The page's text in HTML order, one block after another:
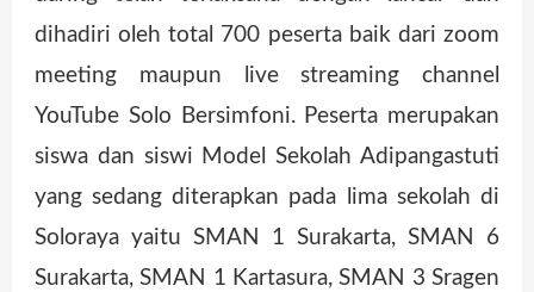
dihadiri oleh total 700 peserta baik dari zoom
meeting maupun live streaming channel
YouTube Solo Bersimfoni. Peserta merupakan
siswa dan siswi Model Sekolah Adipangastuti
yang sedang diterapkan pada lima sekolah di
Soloraya yaitu SMAN 1 Surakarta, SMAN 6
Surakarta, SMAN 1 Kartasura, SMAN 3 Sragen